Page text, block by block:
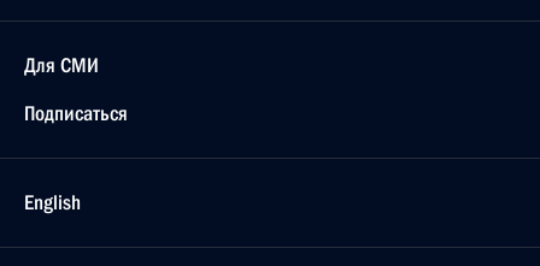
Для СМИ
Подписаться
English